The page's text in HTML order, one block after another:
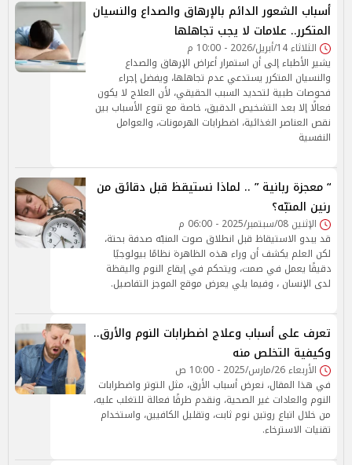
أسباب الشعور الدائم بالإرهاق والصداع والنسيان
المتكرر.. علامات لا يجب تجاهلها
الثلاثاء 14/أبريل/2026 - 10:00 م
يشير الأطباء إلى أن استمرار أعراض الإرهاق والصداع
والنسيان المتكرر يستدعي عدم تجاهلها، ويفضل إجراء
فحوصات طبية لتحديد السبب الحقيقي، لأن العلاج لا يكون
فعالًا إلا بعد التشخيص الدقيق، خاصة مع تنوع الأسباب بين
نقص العناصر الغذائية، اضطرابات الهرمونات، والعوامل
النفسية
“ معجزة ربانية ” .. لماذا نستيقظ قبل دقائق من
رنين المنبّه؟
الإثنين 08/سبتمبر/2025 - 06:00 م
قد يبدو الاستيقاظ قبل انطلاق صوت المنبّه صدفة بحتة،
لكن العلم يكشف أن وراء هذه الظاهرة نظامًا بيولوجيًا
دقيقًا يعمل في صمت، ويتحكم في إيقاع النوم واليقظة
لدى الإنسان ، وفيما يلي يعرض موقع الموجز التفاصيل.
تعرف على أسباب وعلاج اضطرابات النوم والأرق..
وكيفية التخلص منه
الأربعاء 26/مارس/2025 - 10:00 ص
في هذا المقال، نعرض أسباب الأرق، مثل التوتر واضطرابات
النوم والعادات غير الصحية، ونقدم طرقًا فعالة للتغلب عليه،
من خلال اتباع روتين نوم ثابت، وتقليل الكافيين، واستخدام
تقنيات الاسترخاء.